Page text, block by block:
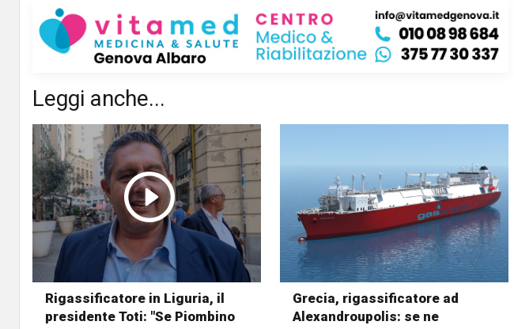
Leggi anche...
Rigassificatore in Liguria, il
presidente Toti: "Se Piombino
Grecia, rigassificatore ad
Alexandroupolis: se ne